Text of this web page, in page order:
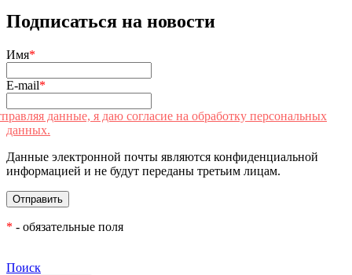
Подписаться на новости
Имя*
E-mail*
данные, я даю согласие на обработку персональных
данных.
Данные электронной почты являются конфиденциальной
информацией и не будут переданы третьим лицам.
* - обязательные поля
Поиск